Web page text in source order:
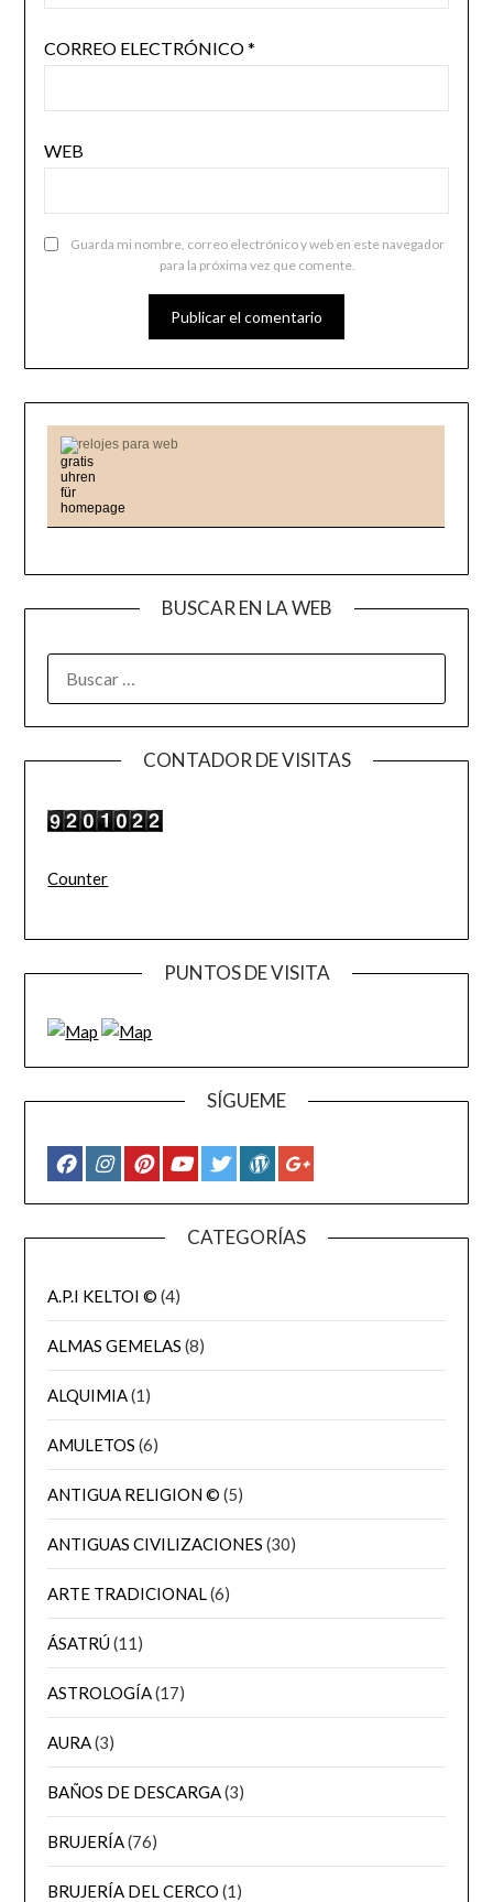
CORREO ELECTRÓNICO*
WEB
Guarda mi nombre, correo electrónico y web en este navegador
para la próxima vez que comente.
relojes para web
BUSCAR EN LA WEB
CONTADOR DE VISITAS
Counter
PUNTOS DE VISITA
SÍGUEME
CATEGORÍAS
A.P.I KELTOI © (4)
ALMAS GEMELAS (8)
ALQUIMIA(1)
AMULETOS (6)
ANTIGUA RELIGION © (5)
ANTIGUAS CIVILIZACIONES (30)
ARTE TRADICIONAL(6)
ÁSATRÚ(11)
ASTROLOGÍA(17)
AURA(3)
BAÑOS DE DESCARGA(3)
BRUJERÍA(76)
BRUJERÍA DEL CERCO (1)